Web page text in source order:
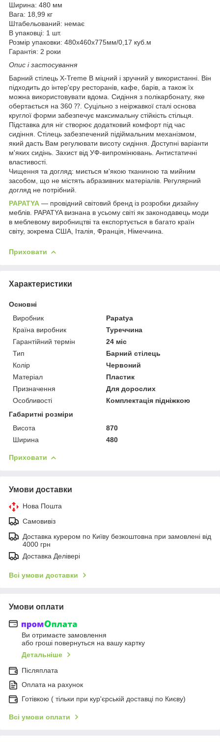
Ширина: 480 мм
Вага: 18,99 кг
Штабельований: немає
В упаковці: 1 шт.
Розмір упаковки: 480х460х775мм/0,17 куб.м
Гарантія: 2 роки
Опис і застосування
Барний стілець X-Treme B міцний і зручний у використанні. Він
підходить до інтер'єру ресторанів, кафе, барів, а також їх
можна використовувати вдома. Сидіння з полікарбонату, яке
обертається на 360 ⁇. Суцільно з неіржавкої сталі основа
круглої форми забезпечує максимальну стійкість стільця.
Підставка для ніг створює додатковий комфорт під час
сидіння. Стілець забезпечений підіймальним механізмом,
який дасть Вам регулювати висоту сидіння. Доступні варіанти
м'яких сидінь. Захист від УФ-випромінювань. Антистатичні
властивості.
Чищення та догляд: миється м'якою тканиною та мийним
засобом, що не містять абразивних матеріалів. Регулярний
догляд не потрібний.
PAPATYA — провідний світовий бренд із розробки дизайну
меблів. PAPATYA визнана в усьому світі як законодавець моди
в меблевому виробництві та експортується в багато країн
світу, зокрема США, Італія, Франція, Німеччина.
Приховати
Характеристики
Основні
Виробник
Papatya
Країна виробник
Туреччина
Гарантійний термін
24 міс
Тип
Барний стілець
Колір
Червоний
Матеріал
Пластик
Призначення
Для дорослих
Особливості
Комплектація підніжкою
Габаритні розміри
Висота
870
Ширина
480
Приховати
Умови доставки
Нова Пошта
Самовивіз
Доставка курером по Київу безкоштовна при замовлені від
4000 грн
Доставка Делівері
Всі умови доставки
Умови оплати
Ви отримаєте замовлення
або гроші повернуться на вашу картку
Детальніше
Післяплата
Оплата на рахунок
Готівкою ( тільки при кур'єрській доставці по Києву)
Всі умови оплати